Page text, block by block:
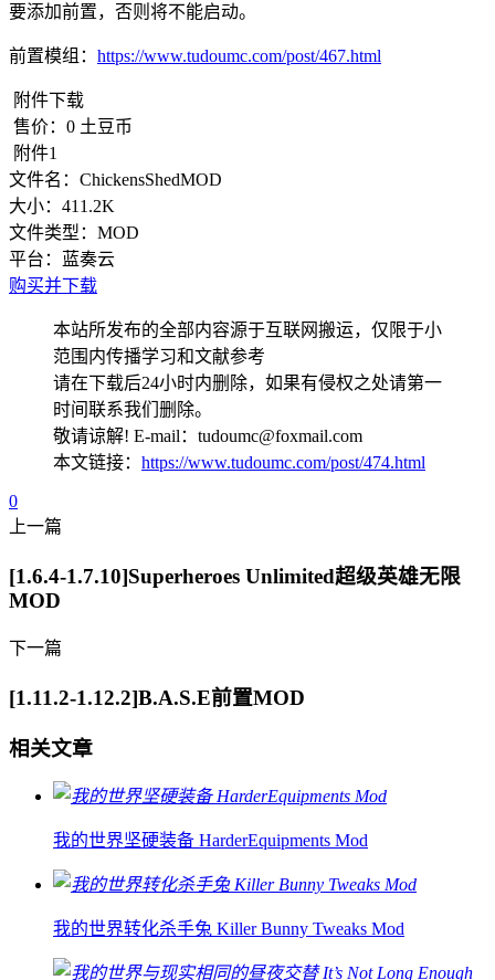
要添加前置，否则将不能启动。
前置模组： https://www.tudoumc.com/post/467.html
附件下载
售价： 0 土豆币
附件1
文件名： ChickensShedMOD
大小： 411.2K
文件类型： MOD
平台：
蓝奏云
购买并下载
本站所发布的全部内容源于互联网搬运，仅限于小
范围内传播学习和文献参考
请在下载后24小时内删除，如果有侵权之处请第一
时间联系我们删除。
敬请谅解! E-mail：tudoumc@foxmail.com
本文链接： https://www.tudoumc.com/post/474.html
0
上一篇
[1.6.4-1.7.10]Superheroes Unlimited超级英雄无限
MOD
下一篇
[1.11.2-1.12.2]B.A.S.E前置MOD
相关文章
我的世界坚硬装备 HarderEquipments Mod
我的世界转化杀手兔 Killer Bunny Tweaks Mod